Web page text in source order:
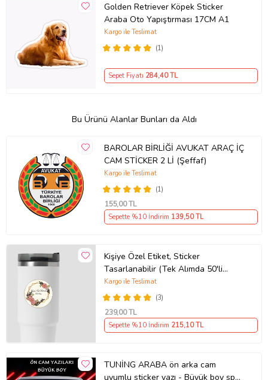
Golden Retriever Köpek Sticker
Araba Oto Yapıştırması 17CM A1
(1)
Kargo ile Teslimat
Sepet Fiyatı 284,40 TL
Bu Ürünü Alanlar Bunları da Aldı
BAROLAR BİRLİĞİ AVUKAT ARAÇ İÇ
CAM STİCKER 2 Lİ (Şeffaf)
(1)
Kargo ile Teslimat
155,00 TL
Sepette %10 İndirim 139,50 TL
Kişiye Özel Etiket, Sticker
Tasarlanabilir (Tek Alımda 50'li
Gönderim Yapılmaktadır)
(3)
Kargo ile Teslimat
239,00 TL
Sepette %10 İndirim 215,10 TL
TUNİNG ARABA ön arka cam
uyumlu sticker yazı - Büyük boy spor